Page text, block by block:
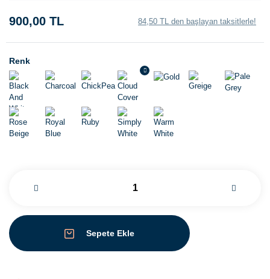
900,00 TL 84,50 TL den başlayan taksitlerle!
Renk
Sepete Ekle